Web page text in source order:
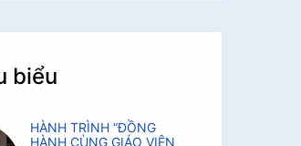
biểu
HÀNH TRÌNH “ĐỒNG
HÀNH CÙNG GIÁO VIÊN